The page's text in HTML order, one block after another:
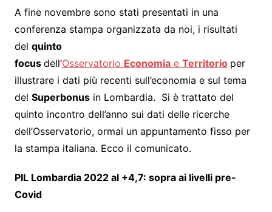
A fine novembre sono stati presentati in una
conferenza stampa organizzata da noi, i risultati
del quinto
focus dell’Osservatorio Economiae Territorio per
illustrare i dati più recenti sull’economia e sul tema
del Superbonusin Lombardia. Si è trattato del
quinto incontro dell’anno sui dati delle ricerche
dell’Osservatorio, ormai un appuntamento fisso per
la stampa italiana. Ecco il comunicato.
PIL Lombardia 2022 al +4,7: sopra ai livelli pre-
Covid